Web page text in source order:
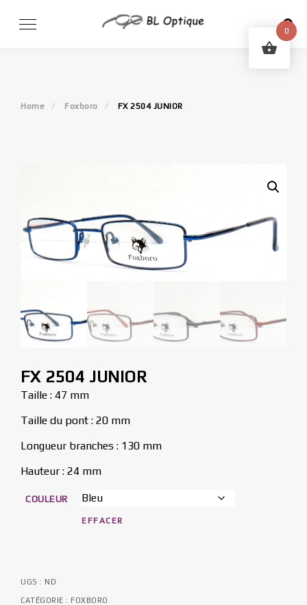
Home Foxboro FX 2504 JUNIOR
FX 2504 JUNIOR
Taille : 47 mm
Taille du pont : 20 mm
Longueur branches : 130 mm
Hauteur : 24 mm
COULEUR
EFFACER
UGS : ND
CATÉGORIE : FOXBORO
0